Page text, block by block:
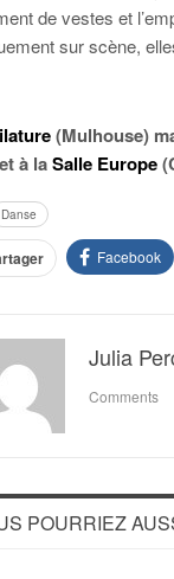
de vestes et
sur scène,
(Mulhouse)
à laSalle Europe
Danse
Facebook
Julia
Comments
POURRIEZ